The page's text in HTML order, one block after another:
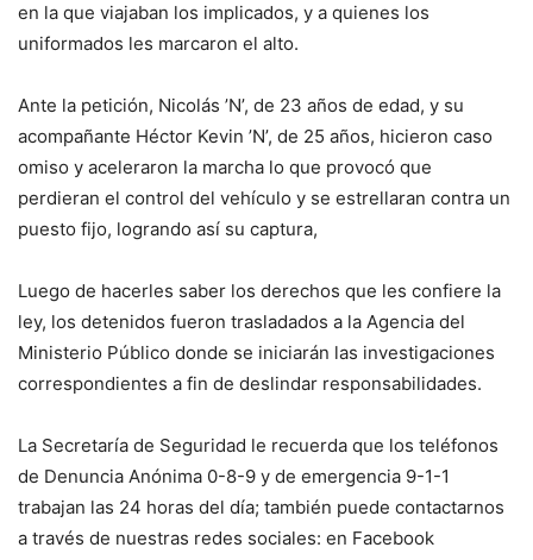
en la que viajaban los implicados, y a quienes los
uniformados les marcaron el alto.
Ante la petición, Nicolás ’N’, de 23 años de edad, y su
acompañante Héctor Kevin ’N’, de 25 años, hicieron caso
omiso y aceleraron la marcha lo que provocó que
perdieran el control del vehículo y se estrellaran contra un
puesto fijo, logrando así su captura,
Luego de hacerles saber los derechos que les confiere la
ley, los detenidos fueron trasladados a la Agencia del
Ministerio Público donde se iniciarán las investigaciones
correspondientes a fin de deslindar responsabilidades.
La Secretaría de Seguridad le recuerda que los teléfonos
de Denuncia Anónima 0-8-9 y de emergencia 9-1-1
trabajan las 24 horas del día; también puede contactarnos
a través de nuestras redes sociales: en Facebook